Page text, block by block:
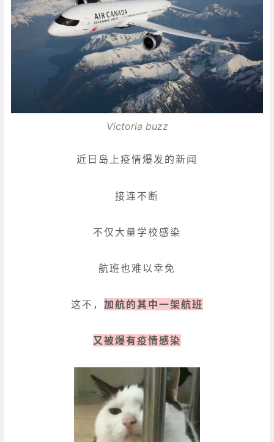
Victoria buzz
近日岛上疫情爆发的新闻
接连不断
不仅大量学校感染
航班也难以幸免
这不， 加航的其中一架航班
又被爆有疫情感染